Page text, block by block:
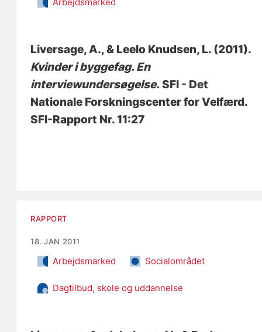
Liversage, A., & Leelo Knudsen, L. (2011).
Kvinder i byggefag. En
interviewundersøgelse. SFI - Det
Nationale Forskningscenter for Velfærd.
SFI-Rapport Nr. 11:27
RAPPORT
18. JAN 2011
Arbejdsmarked Socialområdet
Dagtilbud, skole og uddannelse